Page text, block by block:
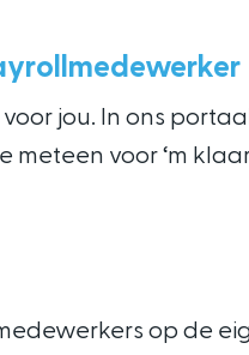
jou. In ons
voor ‘m
op de